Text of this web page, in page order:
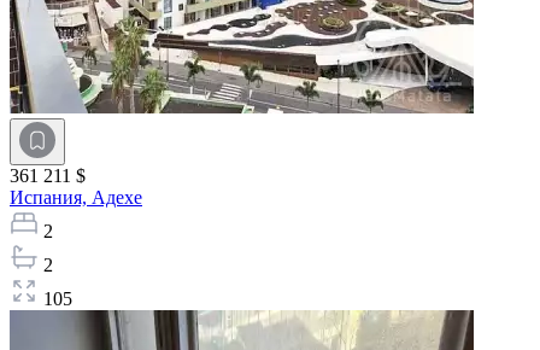
361 211 $
Испания, Адехе
2
2
105